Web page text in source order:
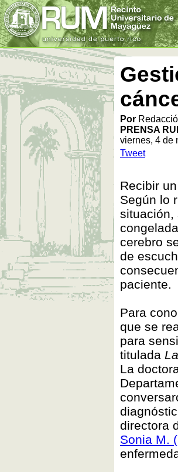
Por
PRENSA
viernes, 4 de
Tweet
Recibir
Según lo
situación,
cerebro
de
paciente.
Para
que se
para
titulada
La
directora
Sonia M.